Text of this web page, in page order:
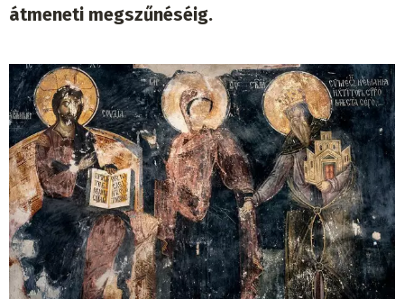
átmeneti megszűnéséig.